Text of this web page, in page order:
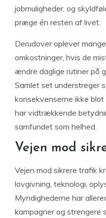
jobmuligheder, og
præge én resten af livet.
Derudover oplever
omkostninger, hvis de
ændre daglige rutiner på
Samlet set understreger
konsekvenserne ikke
har vidtrækkende
samfundet som helhed.
Vejen mod
Vejen mod sikrere trafik
lovgivning, teknologi,
Myndighederne har
kampagner og